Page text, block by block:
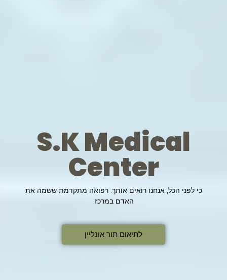
S.K Medical
Center
כי לפני הכל, אנחנו רואים אותך. רפואה מתקדמת ששמה את
האדם במרכז.
לתיאום תור אונליין